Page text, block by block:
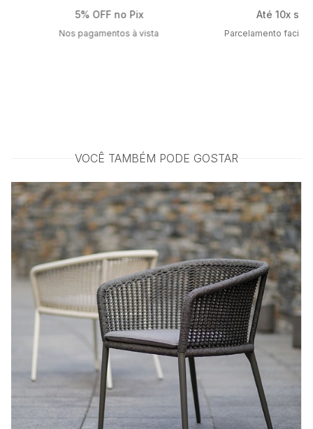
5% OFF no Pix
Nos pagamentos à vista
Até 10x
Parcelamento
VOCÊ TAMBÉM PODE GOSTAR